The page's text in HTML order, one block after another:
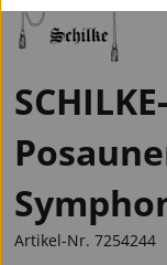
SCHILKE-
Artikel-Nr. 7254244